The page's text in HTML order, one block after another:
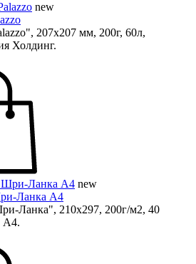
new
207х207 мм, 200г, 60л,
Холдинг.
new
Ланка А4
Ланка", 210х297, 200г/м2, 40
А4.